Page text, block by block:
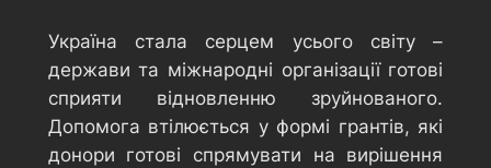
Україна стала серцем усього світу –
держави та міжнародні організації готові
сприяти відновленню зруйнованого.
Допомога втілюється у формі грантів, які
донори готові спрямувати на вирішення